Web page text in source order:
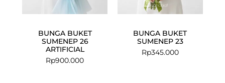
BUNGA BUKET
SUMENEP 26
ARTIFICIAL
Rp900.000
BUNGA BUKET
SUMENEP 23
Rp345.000